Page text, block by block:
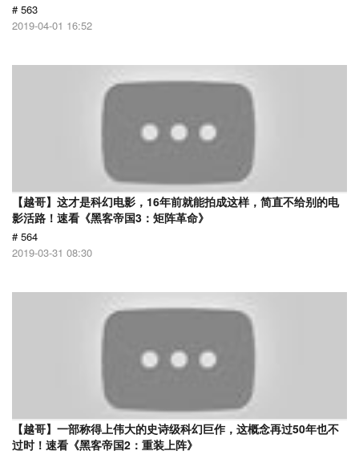
# 563
2019-04-01 16:52
【越哥】这才是科幻电影，16年前就能拍成这样，简直不给别的电
影活路！速看《黑客帝国3：矩阵革命》
# 564
2019-03-31 08:30
【越哥】一部称得上伟大的史诗级科幻巨作，这概念再过50年也不
过时！速看《黑客帝国2：重装上阵》